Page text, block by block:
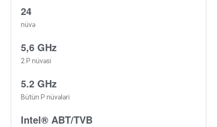
24
nüvə
5,6 GHz
2 P nüvəsi
5.2 GHz
Bütün P nüvələri
Intel® ABT/TVB